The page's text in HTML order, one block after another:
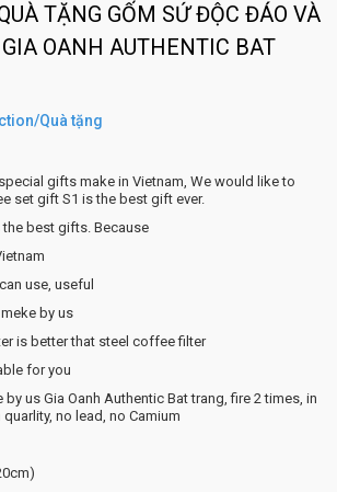
TẶNG GỐM SỨ ĐỘC ĐÁO VÀ
OANH AUTHENTIC BAT
Quà tặng
gifts make in Vietnam, We would like to
set gift S1 is the best gift ever.
best gifts. Because
use, useful
by us
is better that steel coffee filter
for you
us Gia Oanh Authentic Bat trang, fire 2 times, in
no lead, no Camium